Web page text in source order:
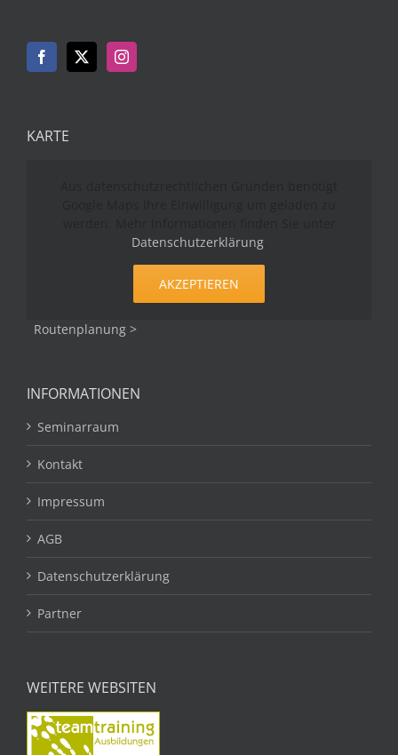
KARTE
Datenschutzerklärung.
AKZEPTIEREN
Routenplanung >
INFORMATIONEN
Seminarraum
Kontakt
Impressum
AGB
Datenschutzerklärung
Partner
WEITERE WEBSITEN